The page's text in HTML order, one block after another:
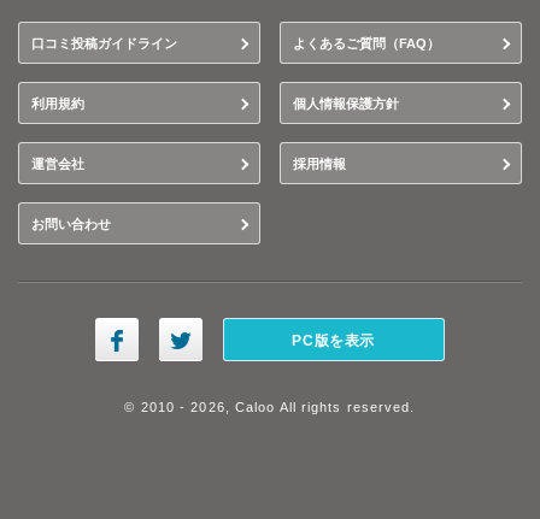
口コミ投稿ガイドライン よくあるご質問（FAQ）
利用規約 個人情報保護方針
運営会社 採用情報
お問い合わせ
PC版を表示
© 2010 - 2026, Caloo All rights reserved.